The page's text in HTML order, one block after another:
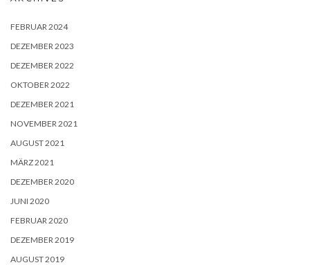
FEBRUAR 2024
DEZEMBER 2023
DEZEMBER 2022
OKTOBER 2022
DEZEMBER 2021
NOVEMBER 2021
AUGUST 2021
MÄRZ 2021
DEZEMBER 2020
JUNI 2020
FEBRUAR 2020
DEZEMBER 2019
AUGUST 2019